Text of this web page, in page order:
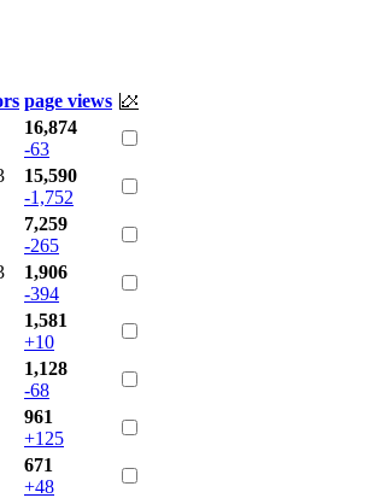
page views
16,874
-63
15,590
-1,752
7,259
-265
1,906
-394
1,581
+10
1,128
-68
961
+125
671
+48